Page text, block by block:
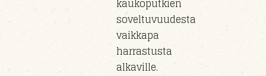
kaukoputkien
soveltuvuudesta
vaikkapa
harrastusta
alkaville.